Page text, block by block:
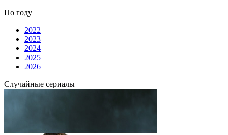
По году
2022
2023
2024
2025
2026
Случайные сериалы